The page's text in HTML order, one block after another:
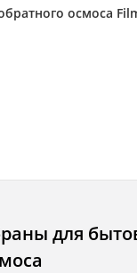
осмоса
для